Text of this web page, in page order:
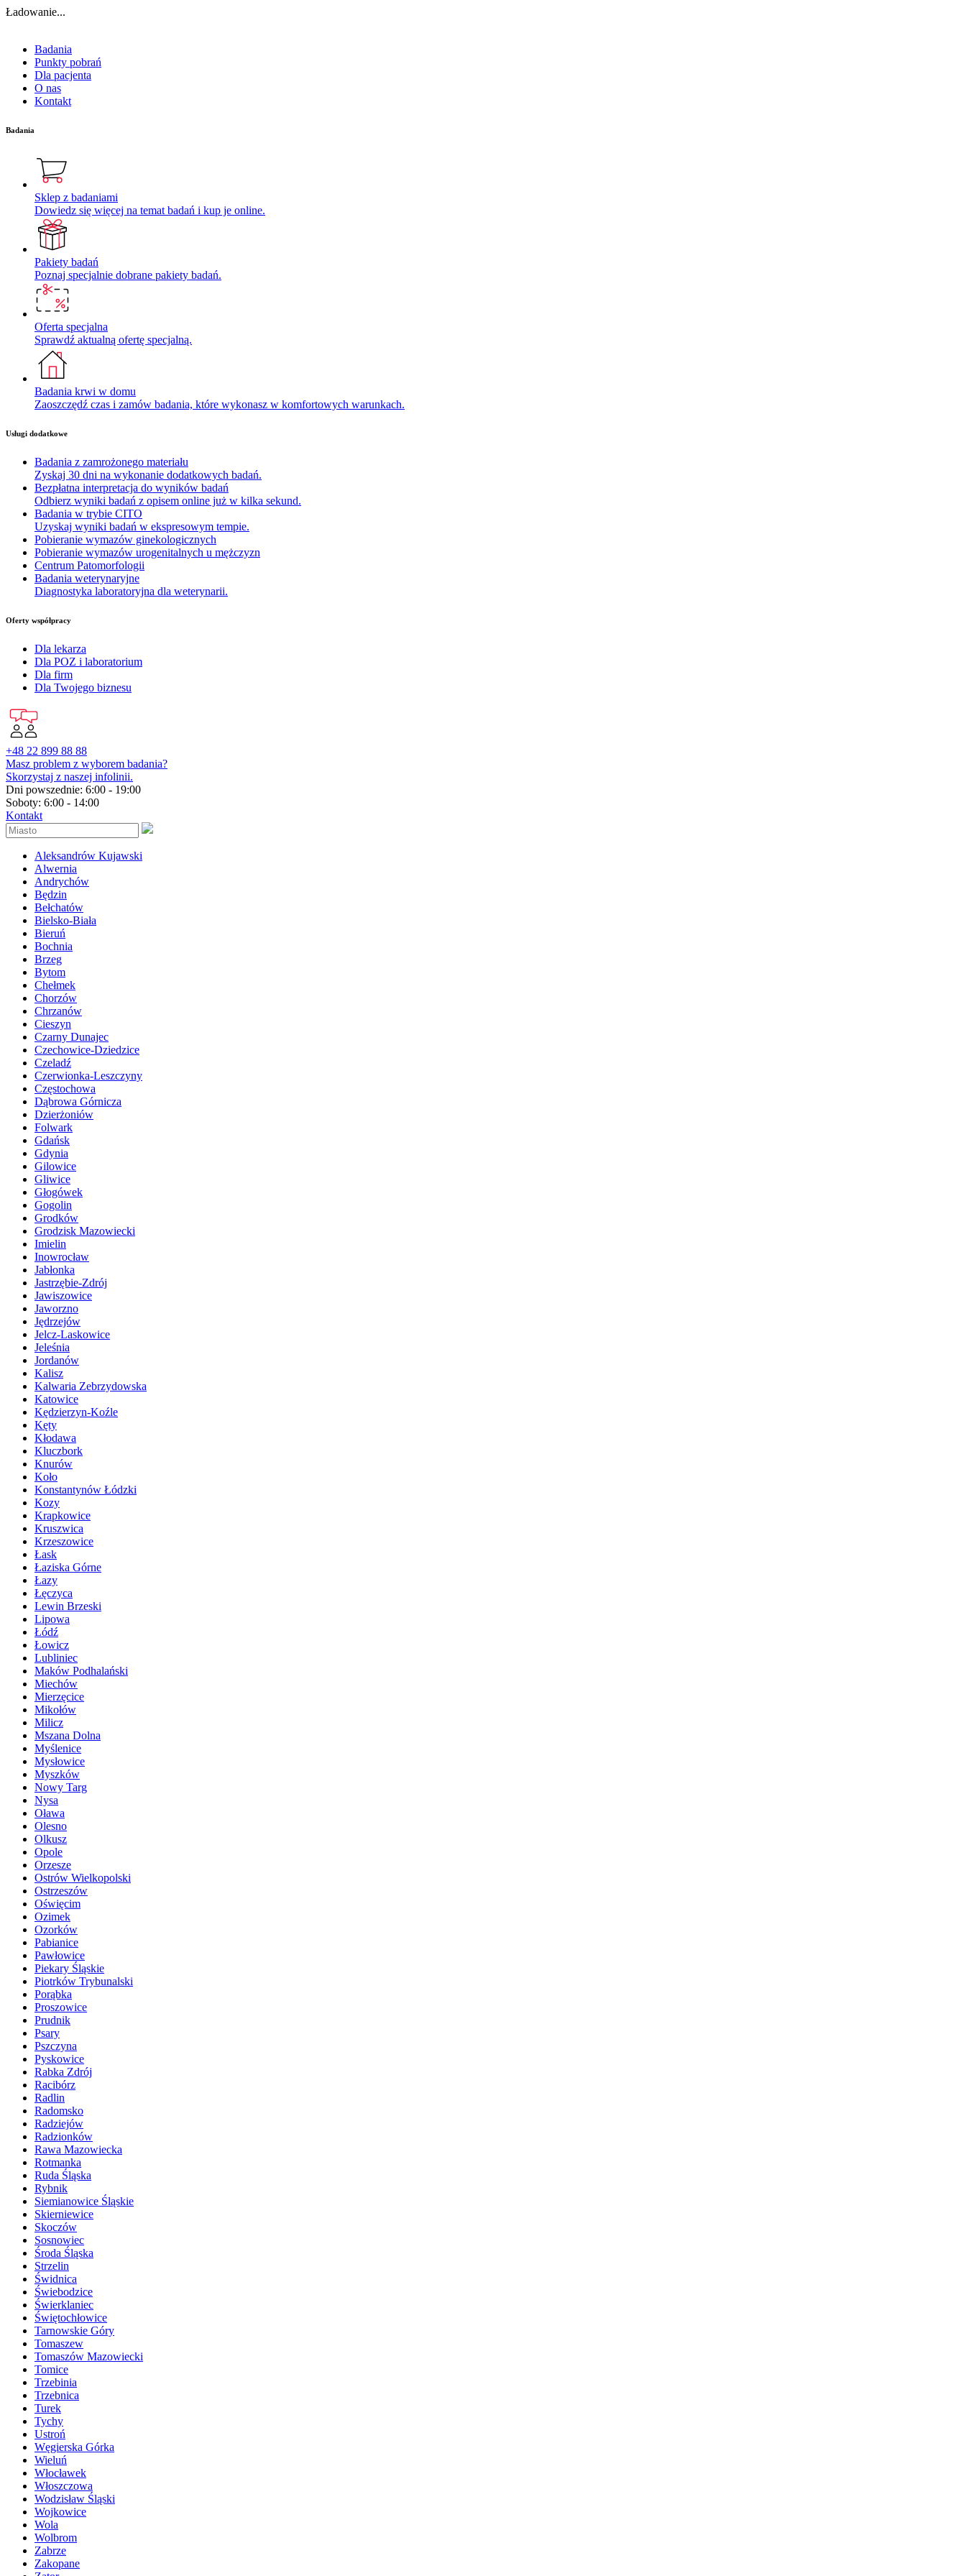
Ładowanie...
Badania
Punkty pobrań
Dla pacjenta
O nas
Kontakt
Badania
Sklep z badaniami
Dowiedz się więcej na temat badań i kup je online.
Pakiety badań
Poznaj specjalnie dobrane pakiety badań.
Oferta specjalna
Sprawdź aktualną ofertę specjalną.
Badania krwi w domu
Zaoszczędź czas i zamów badania, które wykonasz w komfortowych warunkach.
Usługi dodatkowe
Badania z zamrożonego materiału
Zyskaj 30 dni na wykonanie dodatkowych badań.
Bezpłatna interpretacja do wyników badań
Odbierz wyniki badań z opisem online już w kilka sekund.
Badania w trybie CITO
Uzyskaj wyniki badań w ekspresowym tempie.
Pobieranie wymazów ginekologicznych
Pobieranie wymazów urogenitalnych u mężczyzn
Centrum Patomorfologii
Badania weterynaryjne
Diagnostyka laboratoryjna dla weterynarii.
Oferty współpracy
Dla lekarza
Dla POZ i laboratorium
Dla firm
Dla Twojego biznesu
+48 22 899 88 88
Masz problem z wyborem badania?
Skorzystaj z naszej infolinii.
Dni powszednie: 6:00 - 19:00
Soboty: 6:00 - 14:00
Kontakt
Aleksandrów Kujawski
Alwernia
Andrychów
Będzin
Bełchatów
Bielsko-Biała
Bieruń
Bochnia
Brzeg
Bytom
Chełmek
Chorzów
Chrzanów
Cieszyn
Czarny Dunajec
Czechowice-Dziedzice
Czeladź
Czerwionka-Leszczyny
Częstochowa
Dąbrowa Górnicza
Dzierżoniów
Folwark
Gdańsk
Gdynia
Gilowice
Gliwice
Głogówek
Gogolin
Grodków
Grodzisk Mazowiecki
Imielin
Inowrocław
Jabłonka
Jastrzębie-Zdrój
Jawiszowice
Jaworzno
Jędrzejów
Jelcz-Laskowice
Jeleśnia
Jordanów
Kalisz
Kalwaria Zebrzydowska
Katowice
Kędzierzyn-Koźle
Kęty
Kłodawa
Kluczbork
Knurów
Koło
Konstantynów Łódzki
Kozy
Krapkowice
Kruszwica
Krzeszowice
Łask
Łaziska Górne
Łazy
Łęczyca
Lewin Brzeski
Lipowa
Łódź
Łowicz
Lubliniec
Maków Podhalański
Miechów
Mierzęcice
Mikołów
Milicz
Mszana Dolna
Myślenice
Mysłowice
Myszków
Nowy Targ
Nysa
Oława
Olesno
Olkusz
Opole
Orzesze
Ostrów Wielkopolski
Ostrzeszów
Oświęcim
Ozimek
Ozorków
Pabianice
Pawłowice
Piekary Śląskie
Piotrków Trybunalski
Porąbka
Proszowice
Prudnik
Psary
Pszczyna
Pyskowice
Rabka Zdrój
Racibórz
Radlin
Radomsko
Radziejów
Radzionków
Rawa Mazowiecka
Rotmanka
Ruda Śląska
Rybnik
Siemianowice Śląskie
Skierniewice
Skoczów
Sosnowiec
Środa Śląska
Strzelin
Świdnica
Świebodzice
Świerklaniec
Świętochłowice
Tarnowskie Góry
Tomaszew
Tomaszów Mazowiecki
Tomice
Trzebinia
Trzebnica
Turek
Tychy
Ustroń
Węgierska Górka
Wieluń
Włocławek
Włoszczowa
Wodzisław Śląski
Wojkowice
Wola
Wolbrom
Zabrze
Zakopane